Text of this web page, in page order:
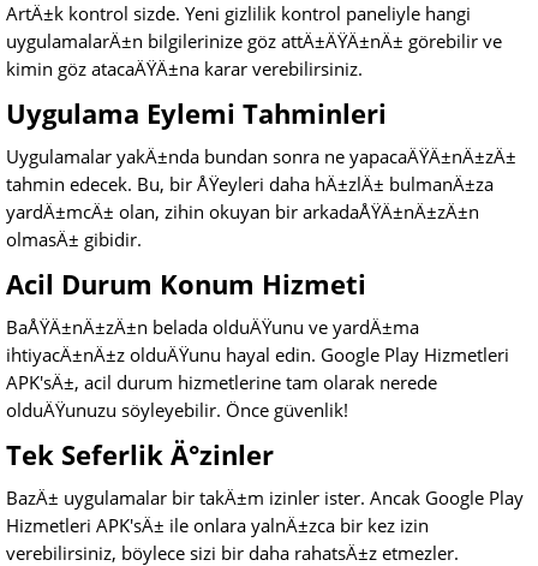
ArtÄ±k kontrol sizde. Yeni gizlilik kontrol paneliyle hangi
uygulamalarÄ±n bilgilerinize göz attÄ±ÄŸÄ±nÄ± görebilir ve
kimin göz atacaÄŸÄ±na karar verebilirsiniz.
Uygulama Eylemi Tahminleri
Uygulamalar yakÄ±nda bundan sonra ne yapacaÄŸÄ±nÄ±zÄ±
tahmin edecek. Bu, bir ÅŸeyleri daha hÄ±zlÄ± bulmanÄ±za
yardÄ±mcÄ± olan, zihin okuyan bir arkadaÅŸÄ±nÄ±zÄ±n
olmasÄ± gibidir.
Acil Durum Konum Hizmeti
BaÅŸÄ±nÄ±zÄ±n belada olduÄŸunu ve yardÄ±ma
ihtiyacÄ±nÄ±z olduÄŸunu hayal edin. Google Play Hizmetleri
APK'sÄ±, acil durum hizmetlerine tam olarak nerede
olduÄŸunuzu söyleyebilir. Önce güvenlik!
Tek Seferlik Ä°zinler
BazÄ± uygulamalar bir takÄ±m izinler ister. Ancak Google Play
Hizmetleri APK'sÄ± ile onlara yalnÄ±zca bir kez izin
verebilirsiniz, böylece sizi bir daha rahatsÄ±z etmezler.